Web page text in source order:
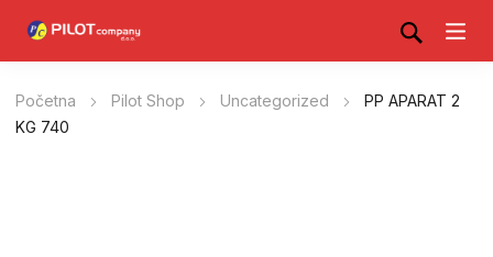
Početna Pilot Shop Uncategorized
PP APARAT 2
KG 740